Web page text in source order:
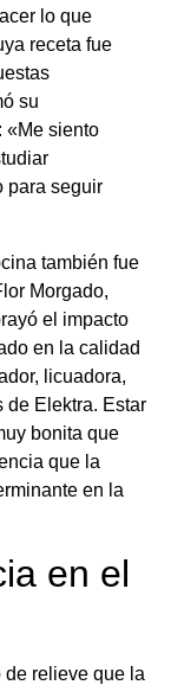
lo que
receta fue
su
«Me siento
para seguir
también fue
Morgado,
el impacto
en la calidad
licuadora,
de Elektra. Estar
bonita que
que la
en la
en el
de relieve que la